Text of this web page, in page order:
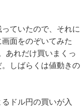
ていたので、それに
面をのぞいてみた
あれだけ買いまくっ
しばらくは値動きの
ドル円の買いが入